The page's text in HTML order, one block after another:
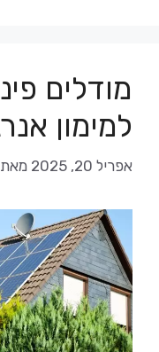
מודלים
למימון
אפריל 20, 2025 מאת